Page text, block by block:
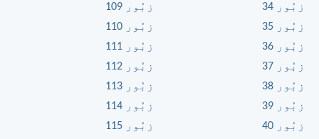
زبُور 34
زبُور 35
زبُور 36
زبُور 37
زبُور 38
زبُور 39
زبُور 40
زبُور 109
زبُور 110
زبُور 111
زبُور 112
زبُور 113
زبُور 114
زبُور 115